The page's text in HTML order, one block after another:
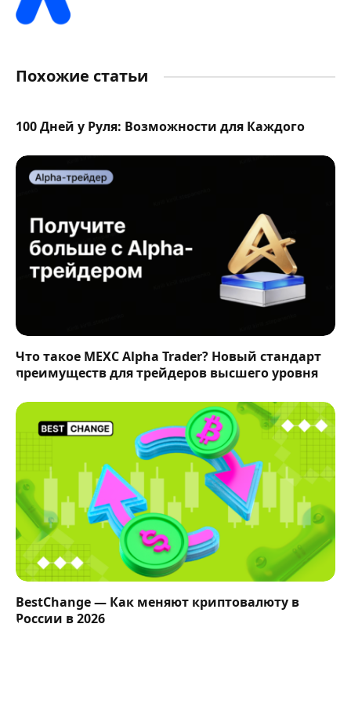
Похожие статьи
100 Дней у Руля: Возможности для Каждого
Что такое MEXC Alpha Trader? Новый стандарт
преимуществ для трейдеров высшего уровня
BestChange — Как меняют криптовалюту в
России в 2026